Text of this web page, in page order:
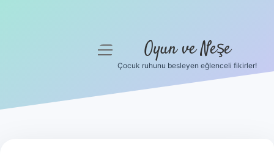
menüyü
Oyun ve Neşe
Çocuk ruhunu besleyen eğlenceli fikirler!